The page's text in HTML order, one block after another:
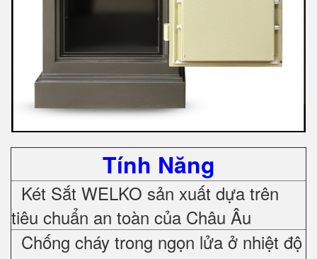
Tính Năng
Két Sắt WELKO sản xuất dựa trên
tiêu chuẩn an toàn của Châu Âu
Chống cháy trong ngọn lửa ở nhiệt độ